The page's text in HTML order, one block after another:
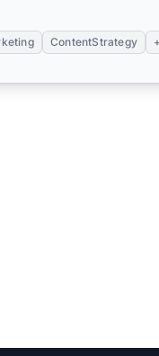
ContentStrategy